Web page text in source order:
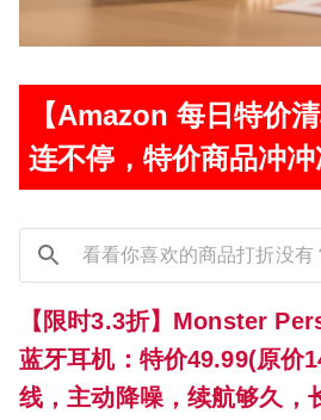
【Amazon 每日特价
连不停，特价商品冲冲
【限时3.3折】Monster
蓝牙耳机：特价49.99(原价
线，主动降噪，续航够久，